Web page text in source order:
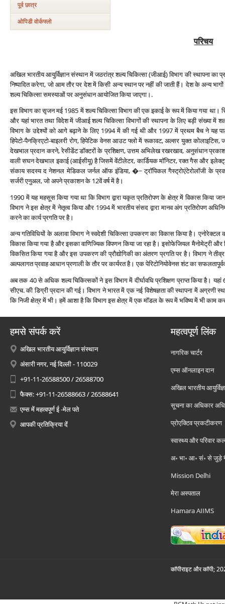
पूर्व छात्र
ओपिडी वोर्कफ्लो
परिचय
अखिल भारतीय आयुर्विज्ञान संस्‍थान में जठरांत्र शल्‍य चिकित्‍सा (जीआई) विभाग की स्‍थापना
निष्‍पादित करेगा, जो आम तौर पर देश में किसी अन्‍य स्‍थान पर नहीं की जाती हैं। देश के अन्‍य
शल्‍य चिकित्‍सा समस्‍याओं पर अनुसंधान आयोजित किया जाएगा।.
इस विभाग का सृजन मई 1985 में शल्‍य चिकित्‍सा विभाग की एक इकाई के रूप में किया गया था।
और यहां भारत तथा विदेश में जीआई शल्‍य चिकित्‍सा विभागों की स्‍थापना के लिए बड़ी संख्‍या में
विभाग के उद्देश्‍यों को आगे बढ़ाने के लिए 1994 में की गई थी और 1997 में प्रथम बैच ने यह
हिपेटो-पैनक्रिएटो-बाइलरी रोग, हिपेटिक वेनस आउट फ्लो में रूकावट, अल्‍सर युक्‍त कोलाइटिस,
देखभाल प्रदान करने, रेसीडेंट डॉक्‍टरों के प्रशिक्षण, उत्तम अभिलेख रखरखाव, अनुसंधान
वाली सघन देखभाल इकाई (आईसीयू) है जिसमें वेंटीलेटर, कार्डियक मॉनिटर, रक्‍त गैस और
संकाय सदस्‍य द नेशनल मेडिकल जर्नल ऑफ इंडिया, �~ ट्रॉपिकल गैस्‍ट्रोएंटेरोलॉजी के
सर्जरी एनुअल, जो अपने प्रकाशन के 12वें वर्ष में है।
1990 में यह महसूस किया गया था कि विभाग द्वारा य‍कृत प्रतिरोपण के क्षेत्र में विकास
विभाग ने इस क्षेत्र में नेतृत्‍व किया और 1994 में भारतीय संसद द्वारा मानव अंग प्रतिरोपण
करने का कार्य प्रगति पर है।
अन्‍य गतिविधियों के अलावा विभाग ने स्‍वदेशी चिकित्‍सा उपकरण का विकास किया है।
विकास किया गया है और इसका वाणिज्यिक विपणन किया जा रहा है। इसोफेजियल मैनोमेट्री और
विकसित किया गया है और इस उपकरण की प्रौद्योगिकी का अंतरण प्रगति पर है। विभाग ने
अल्‍पलागत प्रवाह आधान प्रणाली के तौर पर कार्यरत है। एक पेरिटोनियोवेनस शंट का
अब तक 40 से अधिक शल्‍य चिकित्‍सकों ने इस विभाग में दीर्घावधि प्रशिक्षण प्राप्‍त किया है। यहां
सीएच. की डिग्री प्रदान की गई। विभाग ने भारत में एक नई विशेषज्ञता की स्‍थापना में
कि निजी क्षेत्र में भी। हमें आशा है कि विभाग इस क्षेत्र में एक मॉडल के रूप में भविष्‍य में भी काम
हमसे संपर्क करें
अखिल भारतीय आयुर्विज्ञान संस्थान
अंसारी नगर, नई दिल्ली - 110029
+91-11-26588500 / 26588700
फैक्स: +91-11-26588663 / 26588641
एम्स में महत्वपूर्ण ई -मेल पते
आपकी प्रतिक्रिया दें
महत्वपूर्ण लिंक
नागरिक चार्टर
एम्स ऑनलाइन दान
अखिल भारतीय
सूचना का अधिकार
प्रोएक्टिव प्रकटीकरण
स्वास्थ्य और परिवार
अ॰ भा॰ आ॰ सं॰ से जुड़े
Mission Delhi
मेरा अस्पताल
Hamara AIIMS
कॉपीराइट और कॉपी;